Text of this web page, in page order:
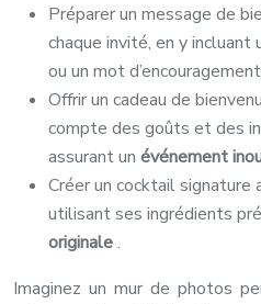
Préparer un message de
chaque invité, en y
ou un mot
Offrir un cadeau de
compte des goûts et des
assurant un événement
Créer un cocktail signature
utilisant ses ingrédients
originale.
Imaginez un mur de photos